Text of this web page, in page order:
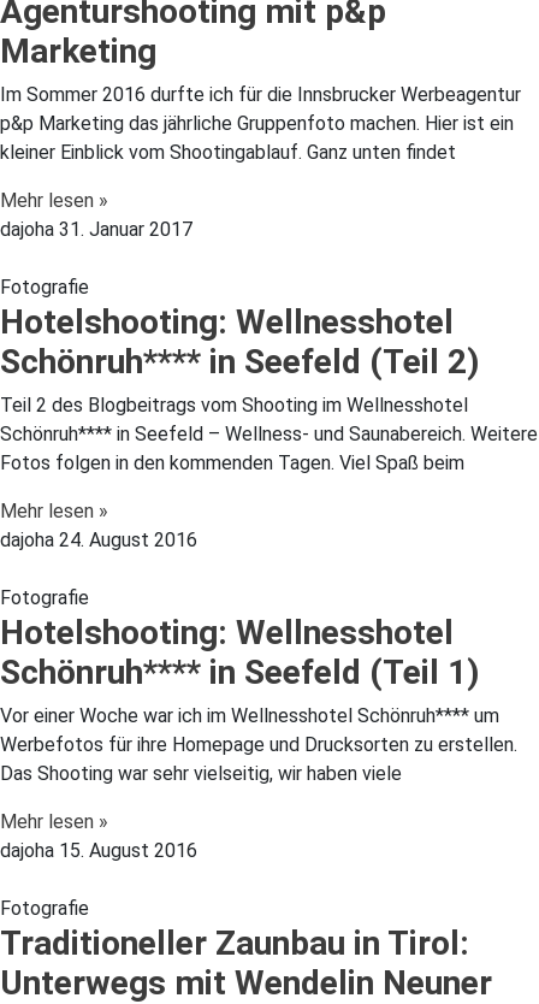
Agenturshooting mit p&p
Marketing
Im Sommer 2016 durfte ich für die Innsbrucker Werbeagentur
p&p Marketing das jährliche Gruppenfoto machen. Hier ist ein
kleiner Einblick vom Shootingablauf. Ganz unten findet
Mehr lesen »
dajoha 31. Januar 2017
Fotografie
Hotelshooting: Wellnesshotel
Schönruh**** in Seefeld (Teil 2)
Teil 2 des Blogbeitrags vom Shooting im Wellnesshotel
Schönruh**** in Seefeld – Wellness- und Saunabereich. Weitere
Fotos folgen in den kommenden Tagen. Viel Spaß beim
Mehr lesen »
dajoha 24. August 2016
Fotografie
Hotelshooting: Wellnesshotel
Schönruh**** in Seefeld (Teil 1)
Vor einer Woche war ich im Wellnesshotel Schönruh**** um
Werbefotos für ihre Homepage und Drucksorten zu erstellen.
Das Shooting war sehr vielseitig, wir haben viele
Mehr lesen »
dajoha 15. August 2016
Fotografie
Traditioneller Zaunbau in Tirol:
Unterwegs mit Wendelin Neuner